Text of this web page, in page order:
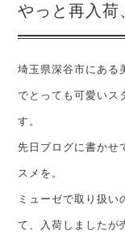
やっと再入荷
埼玉県深谷市にある
でとっても可愛いス
す。
先日ブログに書かせ
スメを。
ミューゼで取り扱い
て、入荷しましたが